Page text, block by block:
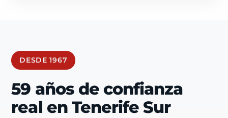
DESDE 1967
59 años de confianza
real en Tenerife Sur